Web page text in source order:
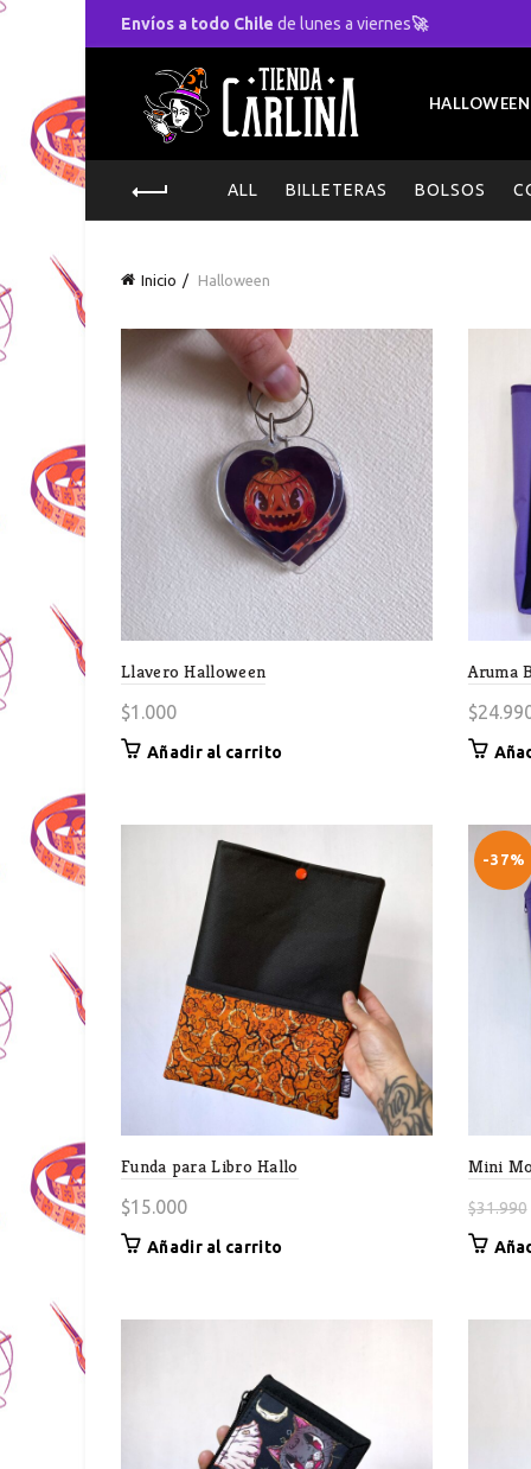
HALLOWEEN
ALL BILLETERAS BOLSOS
Inicio Halloween
Llavero Halloween
$1.000
Añadir al carrito
Aruma
$
Funda para Libro Hallo
$15.000
Añadir al carrito
-37%
Mini
$31.990
Envíos a todo Chile de lunes a viernes🚀